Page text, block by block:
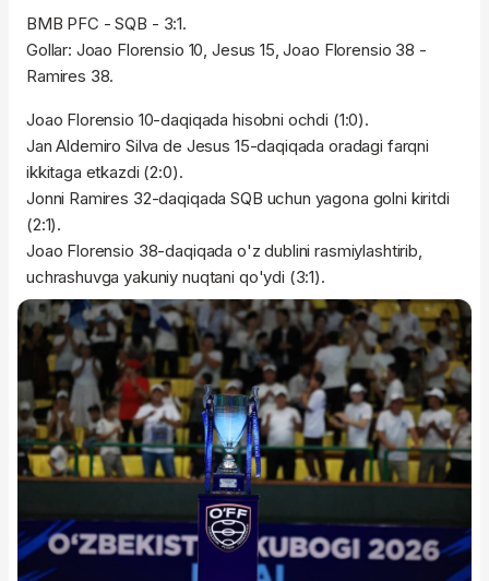
BMB PFC - SQB - 3:1.
Gollar: Joao Florensio 10, Jesus 15, Joao Florensio 38 -
Ramires 38.
Joao Florensio 10-daqiqada hisobni ochdi (1:0).
Jan Aldemiro Silva de Jesus 15-daqiqada oradagi farqni
ikkitaga etkazdi (2:0).
Jonni Ramires 32-daqiqada SQB uchun yagona golni kiritdi
(2:1).
Joao Florensio 38-daqiqada o'z dublini rasmiylashtirib,
uchrashuvga yakuniy nuqtani qo'ydi (3:1).